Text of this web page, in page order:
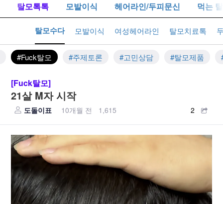
탈모톡톡 모발이식 헤어라인/두피문신 먹는
탈모수다 모발이식 여성헤어라인 탈모치료톡
#Fuck탈모 #주제토론 #고민상담 #탈모제품
[Fuck탈모]
21살 M자 시작
도돌이표 10개월 전 1,615 2